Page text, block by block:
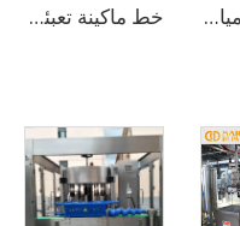
خط ماكينة تعبئة مياه شرب نقية سعة 3-10 لتر بسعة 1,500 زجاجة/ساعة